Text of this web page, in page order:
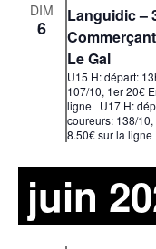
DIM
6
Languidic –
Le Gal
U15 H: départ:
107/10, 1er 20€
ligne U17 H:
coureurs: 138/
8.50€ sur la
juin